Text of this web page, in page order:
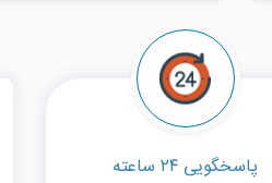
پاسخگویی ۲۴ ساعته